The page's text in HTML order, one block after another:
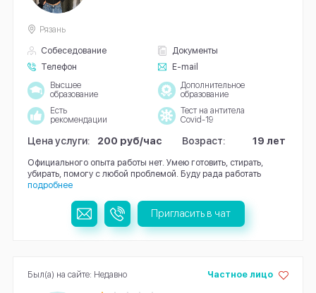
Собеседование
Документы
Телефон
E-mail
Рязань
Высшее
образование
Дополнительное
образование
Есть
рекомендации
Тест на антитела
Covid-19
Цена услуги: 200 руб/час Возраст: 19 лет
Официального опыта работы нет. Умею готовить, стирать,
убирать, помогу с любой проблемой. Буду рада работать
подробнее
Пригласить в чат
Частное лицо
Был(а) на сайте: Недавно